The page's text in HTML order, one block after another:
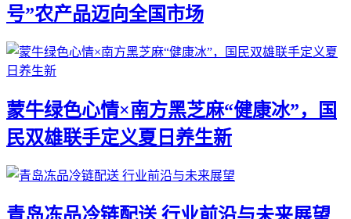
号”农产品迈向全国市场
蒙牛绿色心情×南方黑芝麻“健康冰”，国
民双雄联手定义夏日养生新
青岛冻品冷链配送 行业前沿与未来展望